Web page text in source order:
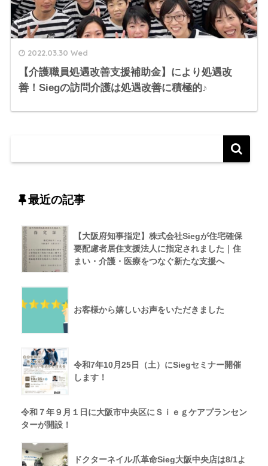
2022.03.30 Wed
【介護職員処遇改善支援補助金】により処遇改
善！Siegの訪問介護は処遇改善に積極的♪
最近の記事
【大阪府知事指定】株式会社Siegが住宅確保
要配慮者居住支援法人に指定されました｜住
まい・介護・医療をつなぐ新たな支援へ
お客様から嬉しいお声をいただきました
令和7年10月25日（土）にSiegセミナー開催
します！
令和７年９月１日に大阪市中央区にＳｉｅｇケアプランセン
ターが開設！
ドクターネイル爪革命Sieg大阪中央店は8/1よ